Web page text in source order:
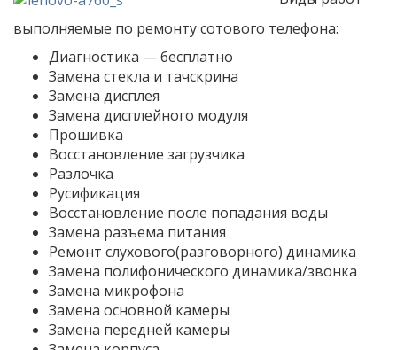
выполняемые по ремонту сотового телефона:
Диагностика — бесплатно
Замена стекла и тачскрина
Замена дисплея
Замена дисплейного модуля
Прошивка
Восстановление загрузчика
Разлочка
Русификация
Восстановление после попадания воды
Замена разъема питания
Ремонт слухового(разговорного) динамика
Замена полифонического динамика/звонка
Замена микрофона
Замена основной камеры
Замена передней камеры